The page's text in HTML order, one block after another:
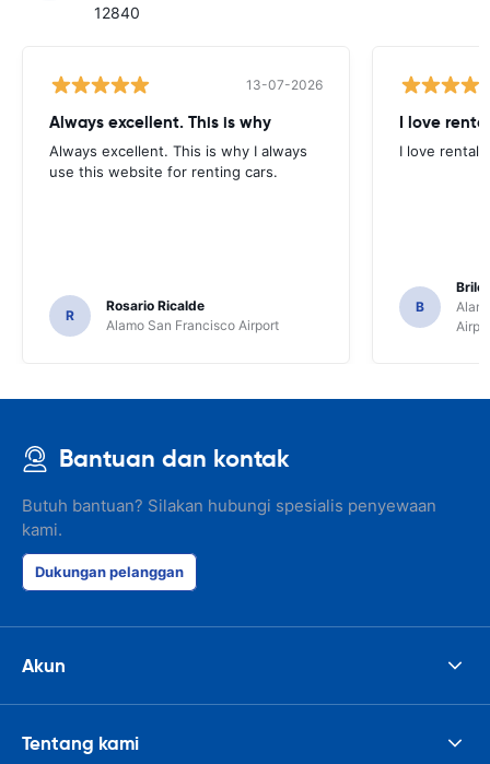
12840
13-07-2026
Always excellent. This is why
Always excellent. This is why I always
use this website for renting cars.
R
Rosario Ricalde
Alamo San Francisco Airport
I love
I love rental
B
Bantuan dan kontak
Butuh bantuan? Silakan hubungi spesialis penyewaan
kami.
Dukungan pelanggan
Akun
Tentang kami